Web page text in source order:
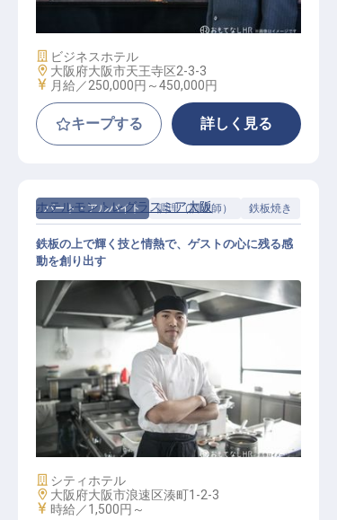
施設業態
ビジネスホテル
勤務地
大阪府大阪市天王寺区2-3-3
給与
月給／250,000円～450,000円
キープする 詳しく見る
パート・アルバイト 調理（調理師） 鉄板焼き
調理スタッフ（鉄板焼き）
ホテルモントレグラスミア大阪
鉄板の上で輝く技と情熱で、ゲストの心に残る感
動を創り出す
施設業態
シティホテル
勤務地
大阪府大阪市浪速区湊町1-2-3
給与
時給／1,500円～